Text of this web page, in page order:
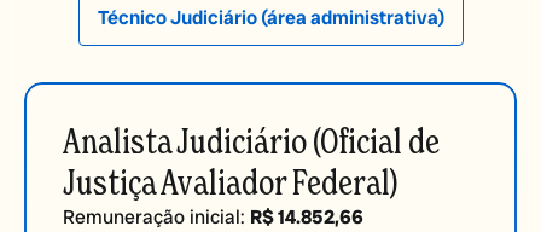
Técnico Judiciário(área administrativa)
Analista Judiciário (Oficial de
Justiça Avaliador Federal)
Remuneração inicial: R$ 14.852,66